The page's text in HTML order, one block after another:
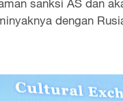
sanksi AS dan
dengan